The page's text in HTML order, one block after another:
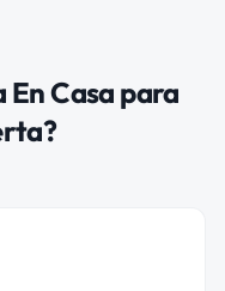
En Casa para